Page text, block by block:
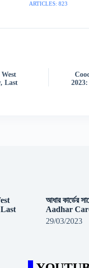
ARTICLES: 823
West
Last
2023:
আধার কার্ডের
Aadhar
29/03/2023